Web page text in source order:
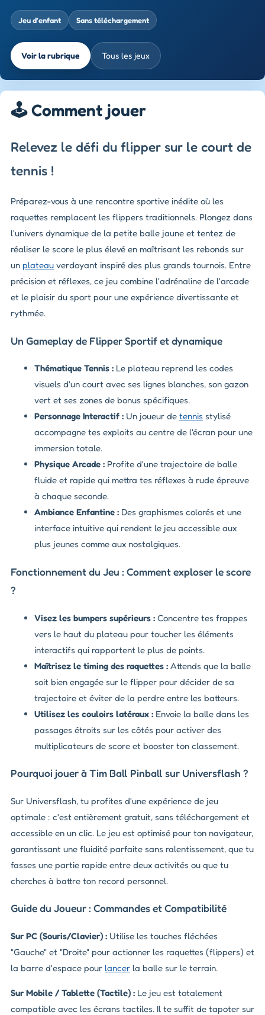
Jeu d’enfant Sans téléchargement
Voir la rubrique Tous les jeux
🕹️ Comment jouer
Relevez le défi du flipper sur le court de
tennis !
Préparez-vous à une rencontre sportive inédite où les
raquettes remplacent les flippers traditionnels. Plongez dans
l'univers dynamique de la petite balle jaune et tentez de
réaliser le score le plus élevé en maîtrisant les rebonds sur
un plateau verdoyant inspiré des plus grands tournois. Entre
précision et réflexes, ce jeu combine l'adrénaline de l'arcade
et le plaisir du sport pour une expérience divertissante et
rythmée.
Un Gameplay de Flipper Sportif et dynamique
Thématique Tennis : Le plateau reprend les codes
visuels d'un court avec ses lignes blanches, son gazon
vert et ses zones de bonus spécifiques.
Personnage Interactif : Un joueur de tennis stylisé
accompagne tes exploits au centre de l'écran pour une
immersion totale.
Physique Arcade : Profite d'une trajectoire de balle
fluide et rapide qui mettra tes réflexes à rude épreuve
à chaque seconde.
Ambiance Enfantine : Des graphismes colorés et une
interface intuitive qui rendent le jeu accessible aux
plus jeunes comme aux nostalgiques.
Fonctionnement du Jeu : Comment exploser le score
?
Visez les bumpers supérieurs : Concentre tes frappes
vers le haut du plateau pour toucher les éléments
interactifs qui rapportent le plus de points.
Maîtrisez le timing des raquettes : Attends que la balle
soit bien engagée sur le flipper pour décider de sa
trajectoire et éviter de la perdre entre les batteurs.
Utilisez les couloirs latéraux : Envoie la balle dans les
passages étroits sur les côtés pour activer des
multiplicateurs de score et booster ton classement.
Pourquoi jouer à Tim Ball Pinball sur Universflash ?
Sur Universflash, tu profites d'une expérience de jeu
optimale : c'est entièrement gratuit, sans téléchargement et
accessible en un clic. Le jeu est optimisé pour ton navigateur,
garantissant une fluidité parfaite sans ralentissement, que tu
fasses une partie rapide entre deux activités ou que tu
cherches à battre ton record personnel.
Guide du Joueur : Commandes et Compatibilité
Sur PC (Souris/Clavier) : Utilise les touches fléchées
"Gauche" et "Droite" pour actionner les raquettes (flippers) et
la barre d'espace pour lancer la balle sur le terrain.
Sur Mobile / Tablette (Tactile) : Le jeu est totalement
compatible avec les écrans tactiles. Il te suffit de tapoter sur